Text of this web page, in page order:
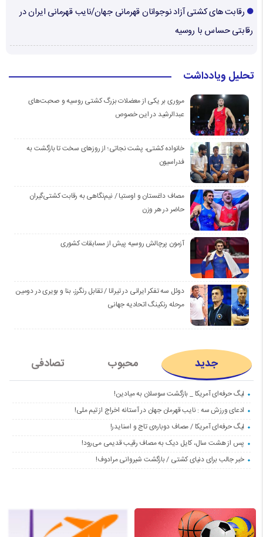
رقابت های کشتی آزاد نوجوانان قهرمانی جهان/نایب قهرمانی ایران در
رقابتی حساس با روسیه
تحلیل ویادداشت
مروری بر یکی از معضلات بزرگ کشتی روسیه و صحبت‌های
عبدالرشید در این خصوص
خانواده کشتی، پشت نجاتی؛ از روزهای سخت تا بازگشت به
فدراسیون
مصاف داغستان و اوستیا / نیم‌نگاهی به رقابت کشتی‌گیران
حاضر در هر وزن
آزمون پرچالش روسیه پیش از مسابقات کشوری
دوئل سه تفکر ایرانی در تیرانا / تقابل رنگرز، بنا و بویری در دومین
مرحله رنکینگ اتحادیه جهانی
جدید محبوب تصادفی
لیگ حرفه‌ای آمریکا _ بازگشت سوسلان به میادین!
ادعای ورزش سه : نایب قهرمان جهان در آستانه اخراج از تیم ملی!
لیگ حرفه‌ای آمریکا / مصاف دوباره‌ی تاج و اسنایدر!
پس از هشت سال، کایل دیک به مصاف رقیب قدیمی می‌رود!
خبر جالب برای دنیای کشتی / بازگشت شیروانی مرادوف!